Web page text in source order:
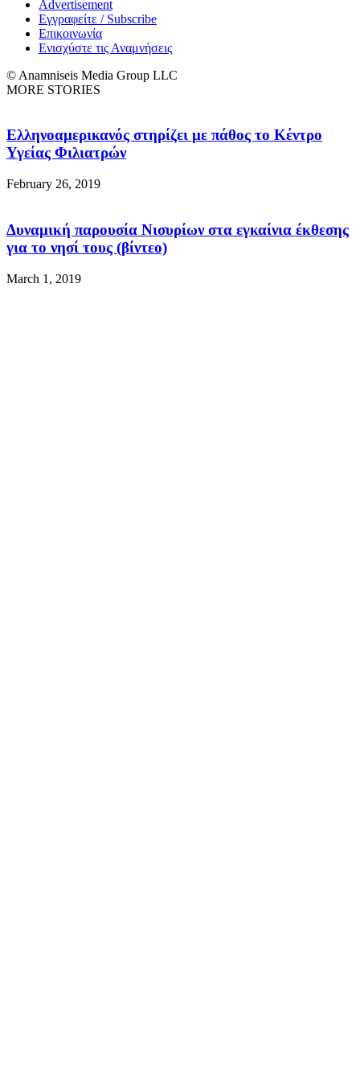
Advertisement
Εγγραφείτε / Subscribe
Επικοινωνία
Ενισχύστε τις Αναμνήσεις
© Anamniseis Media Group LLC
MORE STORIES
Ελληνοαμερικανός στηρίζει με πάθος το Κέντρο
Υγείας Φιλιατρών
February 26, 2019
Δυναμική παρουσία Νισυρίων στα εγκαίνια έκθεσης
για το νησί τους (βίντεο)
March 1, 2019